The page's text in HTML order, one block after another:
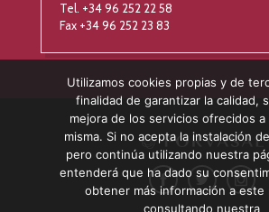
Tel. +34 96 252 22 58
Fax +34 96 252 23 83
Utilizamos cookies propias y de
finalidad de garantizar la calidad,
mejora de los servicios ofrecidos
misma. Si no acepta la instalación
pero continúa utilizando nuestra
entenderá que ha dado su
obtener más información a este
consultando nuestra